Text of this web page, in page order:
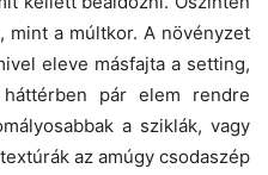
mint a múltkor. A növényzet
eleve másfajta a setting,
pár elem rendre
a sziklák, vagy
az amúgy csodaszép